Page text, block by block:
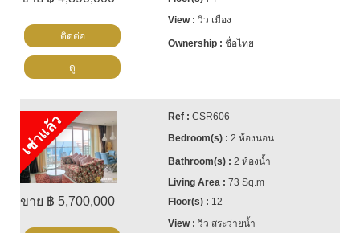
วิว เมือง
ชื่อไทย
ติดต่อ
ดู
เช่าแล้ว
ขาย ฿ 5,700,000
CSR606
2 ห้องนอน
2 ห้องน้ำ
73 Sq.m
12
วิว สระว่ายน้ำ